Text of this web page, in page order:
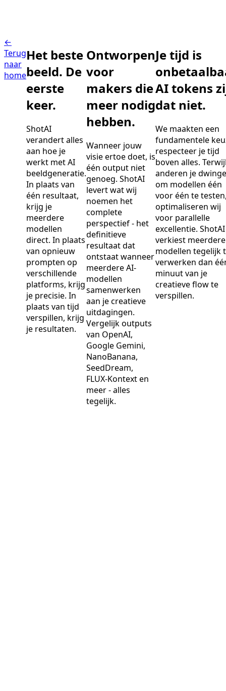
←
Terug
naar
home
Het beste
beeld. De
eerste
keer.
ShotAI
verandert alles
aan hoe je
werkt met AI
beeldgeneratie.
In plaats van
één resultaat,
krijg je
meerdere
modellen
direct. In plaats
van opnieuw
prompten op
verschillende
platforms, krijg
je precisie. In
plaats van tijd
verspillen, krijg
je resultaten.
Ontworpen
voor
makers die
meer nodig
hebben.
Wanneer jouw
visie ertoe doet, is
één output niet
genoeg. ShotAI
levert wat wij
noemen het
complete
perspectief - het
definitieve
resultaat dat
ontstaat wanneer
meerdere AI-
modellen
samenwerken
aan je creatieve
uitdagingen.
Vergelijk outputs
van OpenAI,
Google Gemini,
NanoBanana,
SeedDream,
FLUX-Kontext en
meer - alles
tegelijk.
Je tijd is
AI tokens
dat niet.
We maakten een
fundamentele
respecteer je tijd
boven alles.
anderen je
om modellen één
voor één te
optimaliseren wij
voor parallelle
excellentie. ShotAI
verkiest meerdere
modellen tegelijk
verwerken dan
minuut van je
creatieve flow te
verspillen.